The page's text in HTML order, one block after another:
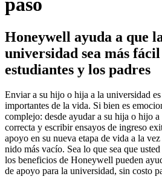
Honeywell ayuda a que
universidad sea más
estudiantes y los padres
Enviar a su hijo o hija a la universidad
importantes de la vida. Si bien es
complejo: desde ayudar a su hija o hijo
correcta y escribir ensayos de ingreso
apoyo en su nueva etapa de vida a la
nido más vacío. Sea lo que sea que
los beneficios de Honeywell pueden
de apoyo para la universidad, sin costo